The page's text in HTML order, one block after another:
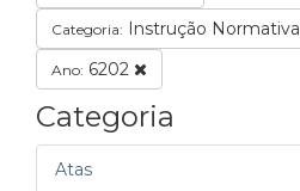
Categoria: Instrução Normativa
Ano: 6202
Categoria
Atas